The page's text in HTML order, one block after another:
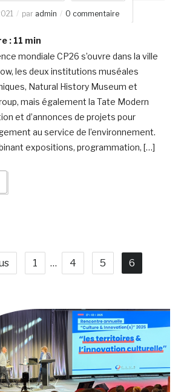
par admin 0 commentaire
: 11 min
mondiale CP26 s’ouvre dans la ville
les deux institutions muséales
Natural History Museum et
mais également la Tate Modern
et d’annonces de projets pour
au service de l’environnement.
expositions, programmation, […]
1 … 4 5 6